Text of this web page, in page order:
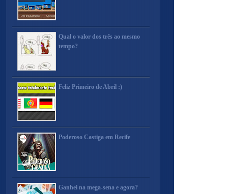
Qual o valor dos três ao mesmo
tempo?
Feliz Primeiro de Abril :)
Poderoso Castiga em Recife
Ganhei na mega-sena e agora?